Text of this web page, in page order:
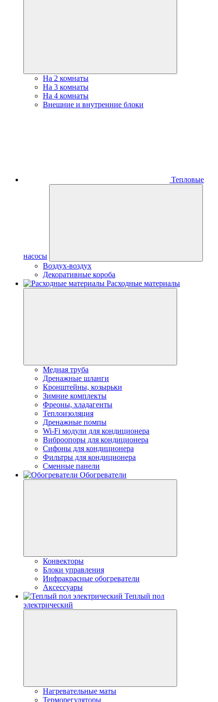
На 2 комнаты
На 3 комнаты
На 4 комнаты
Внешние и внутренние блоки
Тепловые
насосы
Воздух-воздух
Декоративные короба
Расходные материалы
Медная труба
Дренажные шланги
Кронштейны, козырьки
Зимние комплекты
Фреоны, хладагенты
Теплоизоляция
Дренажные помпы
Wi-Fi модули для кондиционера
Виброопоры для кондиционера
Сифоны для кондиционера
Фильтры для кондиционера
Сменные панели
Обогреватели
Конвекторы
Блоки управления
Инфракрасные обогреватели
Аксессуары
Теплый пол
электрический
Нагревательные маты
Терморегуляторы